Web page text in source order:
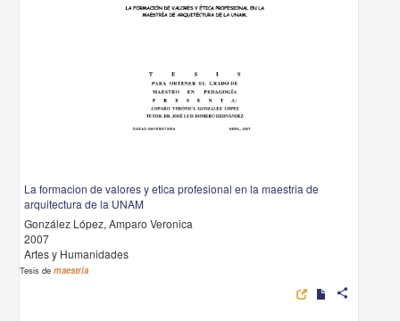
La formacion de valores y etica profesional en la maestria de
arquitectura de la UNAM
González López, Amparo Veronica
2007
Artes y Humanidades
Tesis demaestría
share